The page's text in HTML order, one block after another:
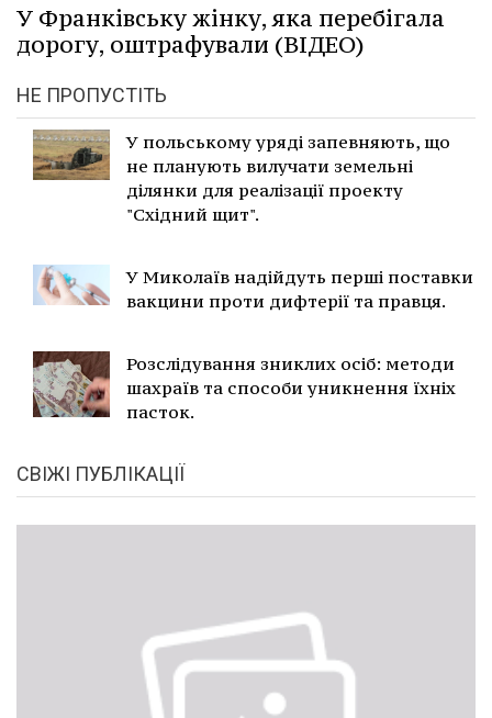
У Франківську жінку, яка перебігала
дорогу, оштрафували (ВІДЕО)
НЕ ПРОПУСТІТЬ
У польському уряді запевняють, що
не планують вилучати земельні
ділянки для реалізації проекту
"Східний щит".
У Миколаїв надійдуть перші поставки
вакцини проти дифтерії та правця.
Розслідування зниклих осіб: методи
шахраїв та способи уникнення їхніх
пасток.
СВІЖІ ПУБЛІКАЦІЇ